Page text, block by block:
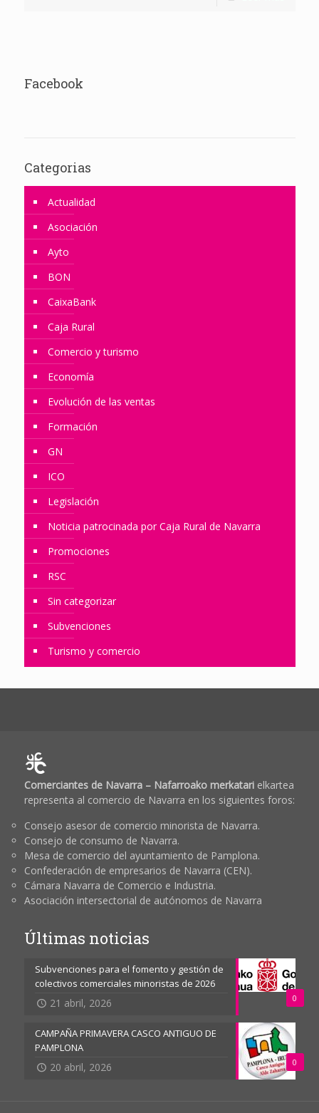
Facebook
Categorias
Actualidad
Asociación
Ayto
BON
CaixaBank
Caja Rural
Comercio y turismo
Economía
Evolución de las ventas
Formación
GN
ICO
Legislación
Noticia patrocinada por Caja Rural de Navarra
Promociones
RSC
Sin categorizar
Subvenciones
Turismo y comercio
Comerciantes de Navarra – Nafarroako merkatarielkartea
representa al comercio de Navarra en los siguientes foros:
Consejo asesor de comercio minorista de Navarra.
Consejo de consumo de Navarra.
Mesa de comercio del ayuntamiento de Pamplona.
Confederación de empresarios de Navarra (CEN).
Cámara Navarra de Comercio e Industria.
Asociación intersectorial de autónomos de Navarra
Últimas noticias
0
Subvenciones para el fomento y gestión de
colectivos comerciales minoristas de 2026
21 abril, 2026
0
CAMPAÑA PRIMAVERA CASCO ANTIGUO DE
PAMPLONA
20 abril, 2026